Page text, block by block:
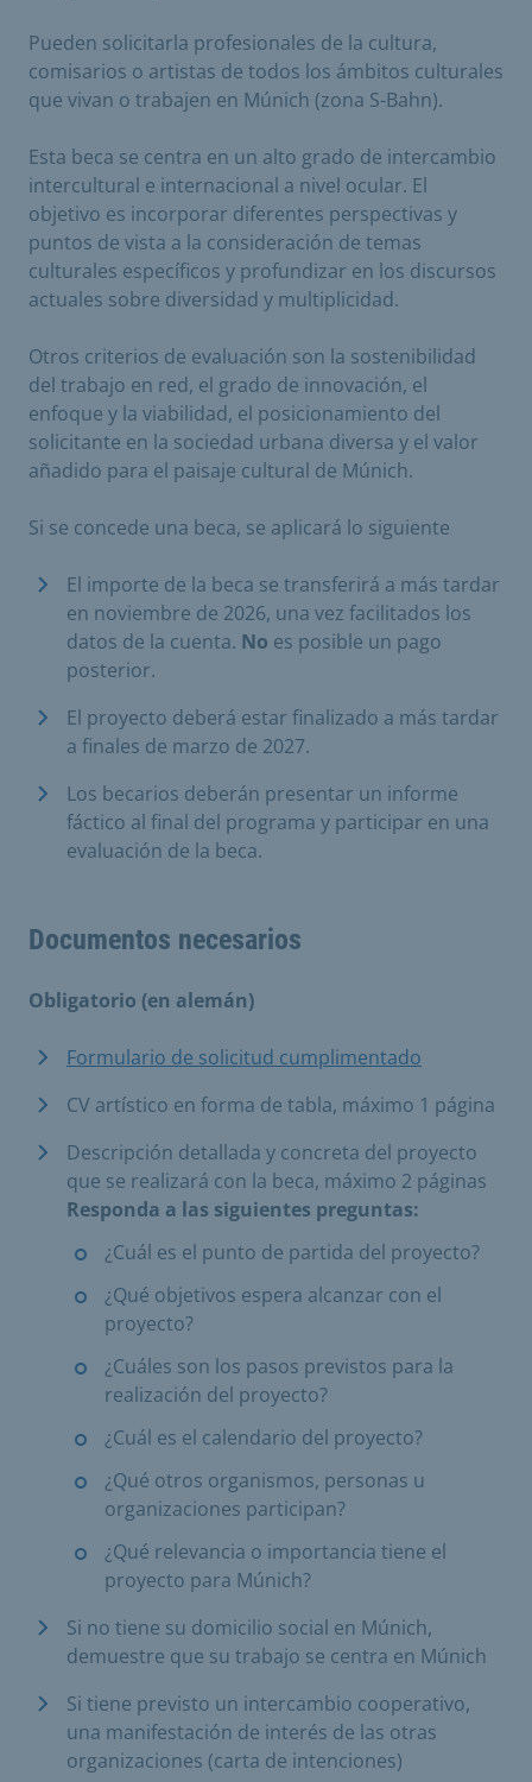
Pueden solicitarla profesionales de la cultura,
comisarios o artistas de todos los ámbitos culturales
que vivan o trabajen en Múnich (zona S-Bahn).
Esta beca se centra en un alto grado de intercambio
intercultural e internacional a nivel ocular. El
objetivo es incorporar diferentes perspectivas y
puntos de vista a la consideración de temas
culturales específicos y profundizar en los discursos
actuales sobre diversidad y multiplicidad.
Otros criterios de evaluación son la sostenibilidad
del trabajo en red, el grado de innovación, el
enfoque y la viabilidad, el posicionamiento del
solicitante en la sociedad urbana diversa y el valor
añadido para el paisaje cultural de Múnich.
Si se concede una beca, se aplicará lo siguiente
El importe de la beca se transferirá a más tardar
en noviembre de 2026, una vez facilitados los
datos de la cuenta. No es posible un pago
posterior.
El proyecto deberá estar finalizado a más tardar
a finales de marzo de 2027.
Los becarios deberán presentar un informe
fáctico al final del programa y participar en una
evaluación de la beca.
Documentos necesarios
Obligatorio (en alemán)
Formulario de solicitud cumplimentado
CV artístico en forma de tabla, máximo 1 página
Descripción detallada y concreta del proyecto
que se realizará con la beca, máximo 2 páginas
Responda a las siguientes preguntas:
¿Cuál es el punto de partida del proyecto?
¿Qué objetivos espera alcanzar con el
proyecto?
¿Cuáles son los pasos previstos para la
realización del proyecto?
¿Cuál es el calendario del proyecto?
¿Qué otros organismos, personas u
organizaciones participan?
¿Qué relevancia o importancia tiene el
proyecto para Múnich?
Si no tiene su domicilio social en Múnich,
demuestre que su trabajo se centra en Múnich
Si tiene previsto un intercambio cooperativo,
una manifestación de interés de las otras
organizaciones (carta de intenciones)